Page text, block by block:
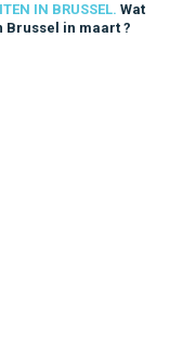
IN BRUSSEL. Wat
Brussel in maart ?